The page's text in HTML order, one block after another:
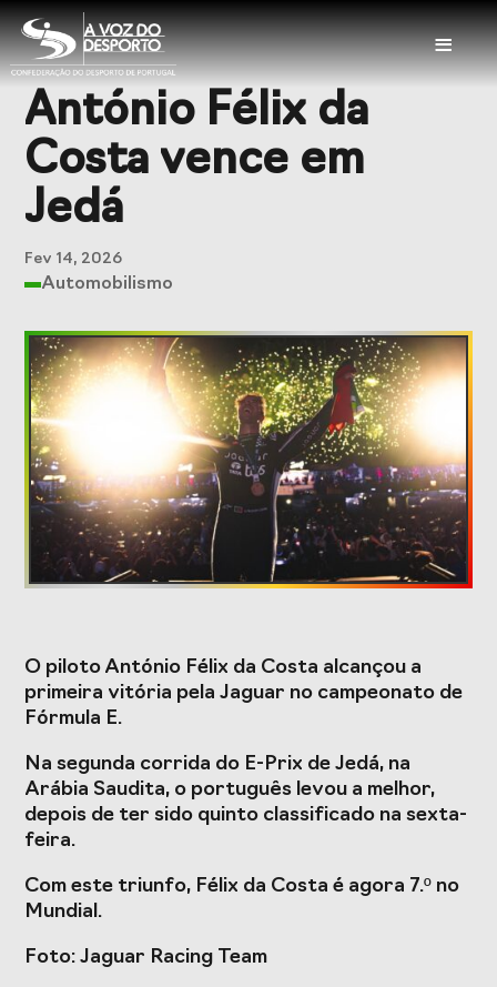
≡
Sobre a CDP
Visão e Missão
Nacionais
Serviços
Balcão das
Federações
Seguros
Desportivos
Formação
O Valor do
Desporto
Português, o seu
(1996-2024) e o seu
futuro
Estudo
caracterizador do
impacto da
COVID-19
Projetos Europeus
António Félix da
Costa vence em
Jedá
Fev 14, 2026
Automobilismo
O piloto António Félix da Costa alcançou a
primeira vitória pela Jaguar no campeonato de
Fórmula E.
Na segunda corrida do E-Prix de Jedá, na
Arábia Saudita, o português levou a melhor,
depois de ter sido quinto classificado na sexta-
feira.
Com este triunfo, Félix da Costa é agora 7.º no
Mundial.
Foto: Jaguar Racing Team